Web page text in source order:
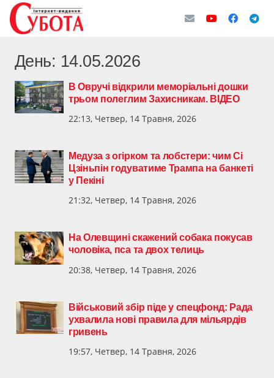
День: 14.05.2026
В Овручі відкрили меморіальні дошки
трьом полеглим Захисникам. ВІДЕО
22:13, Четвер, 14 Травня, 2026
Медуза з огірком та лобстери: чим Сі
Цзіньпін годуватиме Трампа на банкеті
у Пекіні
21:32, Четвер, 14 Травня, 2026
На Олевщині скажений собака покусав
чоловіка, пса та двох телиць
20:38, Четвер, 14 Травня, 2026
Військовий збір піде у спецфонд: Рада
ухвалила нові правила для мільярдів
гривень
19:57, Четвер, 14 Травня, 2026